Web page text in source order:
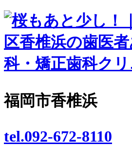
福岡市香椎浜
tel.092-672-8110